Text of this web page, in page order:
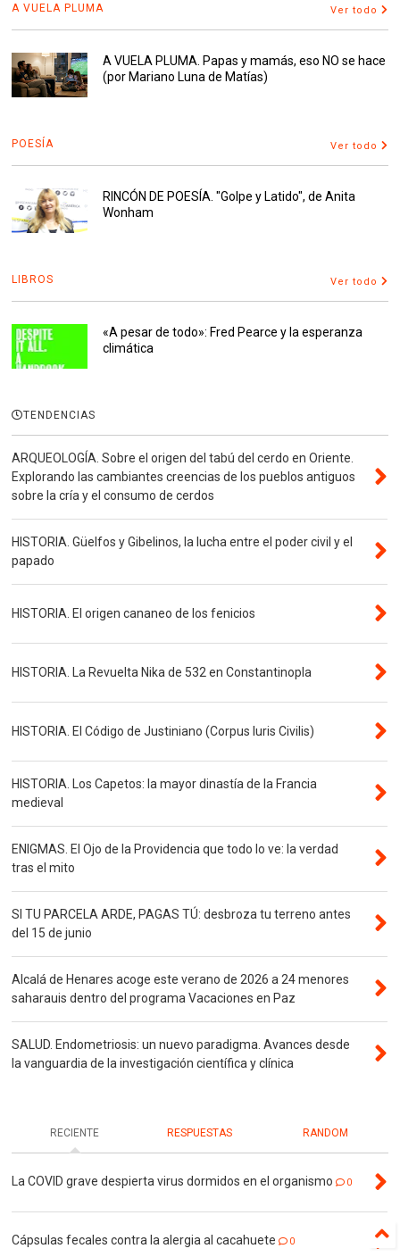
A VUELA PLUMA Ver todo
A VUELA PLUMA. Papas y mamás, eso NO se hace
(por Mariano Luna de Matías)
POESÍA Ver todo
RINCÓN DE POESÍA. "Golpe y Latido", de Anita
Wonham
LIBROS Ver todo
«A pesar de todo»: Fred Pearce y la esperanza
climática
TENDENCIAS
ARQUEOLOGÍA. Sobre el origen del tabú del cerdo en Oriente.
Explorando las cambiantes creencias de los pueblos antiguos
sobre la cría y el consumo de cerdos
HISTORIA. Güelfos y Gibelinos, la lucha entre el poder civil y el
papado
HISTORIA. El origen cananeo de los fenicios
HISTORIA. La Revuelta Nika de 532 en Constantinopla
HISTORIA. El Código de Justiniano (Corpus Iuris Civilis)
HISTORIA. Los Capetos: la mayor dinastía de la Francia
medieval
ENIGMAS. El Ojo de la Providencia que todo lo ve: la verdad
tras el mito
SI TU PARCELA ARDE, PAGAS TÚ: desbroza tu terreno antes
del 15 de junio
Alcalá de Henares acoge este verano de 2026 a 24 menores
saharauis dentro del programa Vacaciones en Paz
SALUD. Endometriosis: un nuevo paradigma. Avances desde
la vanguardia de la investigación científica y clínica
RECIENTE RESPUESTAS RANDOM
La COVID grave despierta virus dormidos en el organismo 0
Cápsulas fecales contra la alergia al cacahuete 0